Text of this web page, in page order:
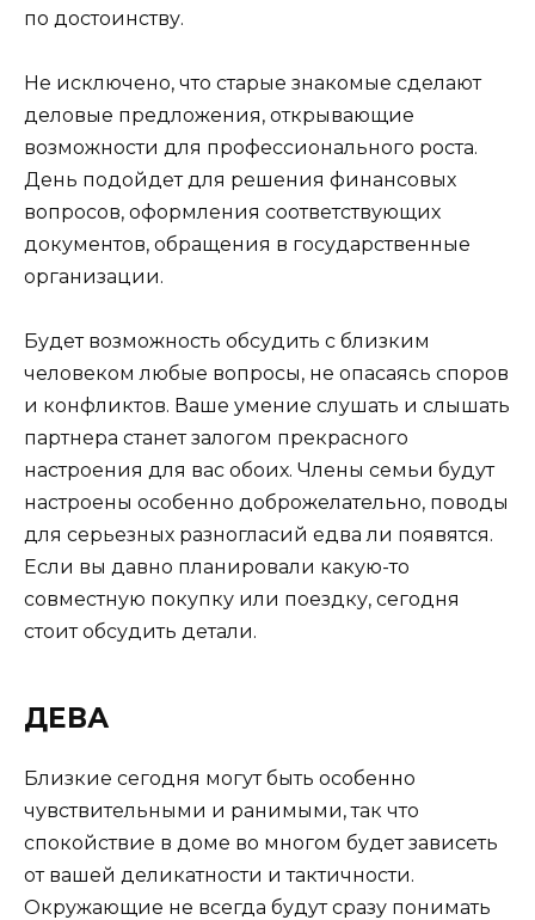
по достоинству.
Не исключено, что старые знакомые сделают
деловые предложения, открывающие
возможности для профессионального роста.
День подойдет для решения финансовых
вопросов, оформления соответствующих
документов, обращения в государственные
организации.
Будет возможность обсудить с близким
человеком любые вопросы, не опасаясь споров
и конфликтов. Ваше умение слушать и слышать
партнера станет залогом прекрасного
настроения для вас обоих. Члены семьи будут
настроены особенно доброжелательно, поводы
для серьезных разногласий едва ли появятся.
Если вы давно планировали какую-то
совместную покупку или поездку, сегодня
стоит обсудить детали.
ДЕВА
Близкие сегодня могут быть особенно
чувствительными и ранимыми, так что
спокойствие в доме во многом будет зависеть
от вашей деликатности и тактичности.
Окружающие не всегда будут сразу понимать